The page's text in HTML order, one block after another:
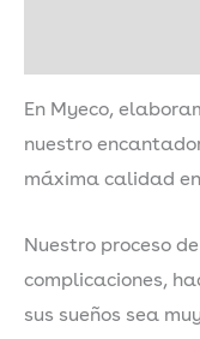
En Myeco,
nuestro
máxima calidad
Nuestro proceso
complicaciones,
sus sueños sea